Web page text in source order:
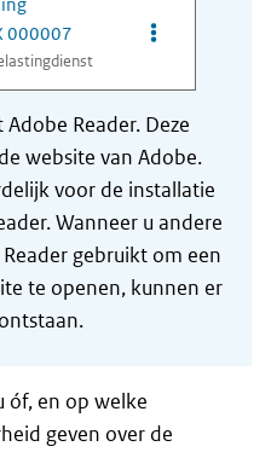
000007
Opties van
Reader. Deze
website van Adobe.
voor de installatie
Wanneer u andere
gebruikt om een
te openen, kunnen er
óf, en op welke
geven over de